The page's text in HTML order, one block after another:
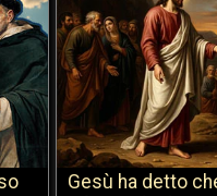
Gesù ha detto